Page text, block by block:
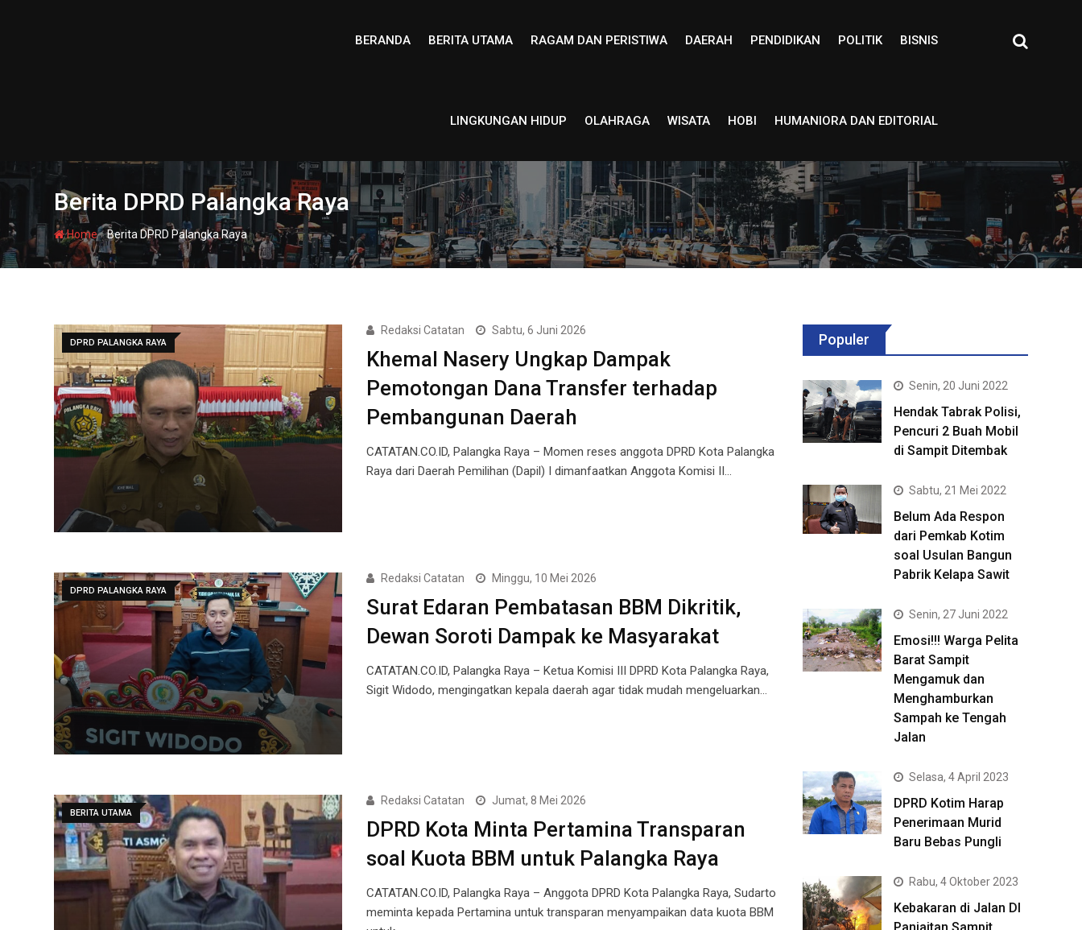
BERANDA BERITA UTAMA RAGAM DAN PERISTIWA DAERAH PENDIDIKAN POLITIK BISNIS
LINGKUNGAN HIDUP OLAHRAGA WISATA HOBI HUMANIORA DAN EDITORIAL
Berita DPRD Palangka Raya
Home-Berita DPRD Palangka Raya
DPRD PALANGKA RAYA
Redaksi Catatan Sabtu, 6 Juni 2026
Khemal Nasery Ungkap Dampak
Pemotongan Dana Transfer terhadap
Pembangunan Daerah
CATATAN.CO.ID, Palangka Raya – Momen reses anggota DPRD Kota Palangka
Raya dari Daerah Pemilihan (Dapil) I dimanfaatkan Anggota Komisi II…
DPRD PALANGKA RAYA
Redaksi Catatan Minggu, 10 Mei 2026
Surat Edaran Pembatasan BBM Dikritik,
Dewan Soroti Dampak ke Masyarakat
CATATAN.CO.ID, Palangka Raya – Ketua Komisi III DPRD Kota Palangka Raya,
Sigit Widodo, mengingatkan kepala daerah agar tidak mudah mengeluarkan…
BERITA UTAMA
Redaksi Catatan Jumat, 8 Mei 2026
DPRD Kota Minta Pertamina Transparan
soal Kuota BBM untuk Palangka Raya
CATATAN.CO.ID, Palangka Raya – Anggota DPRD Kota Palangka Raya, Sudarto
meminta kepada Pertamina untuk transparan menyampaikan data kuota BBM
Populer
Senin, 20 Juni 2022
Hendak Tabrak Polisi,
Pencuri 2 Buah Mobil
di Sampit Ditembak
Sabtu, 21 Mei 2022
Belum Ada Respon
dari Pemkab Kotim
soal Usulan Bangun
Pabrik Kelapa Sawit
Senin, 27 Juni 2022
Emosi!!! Warga Pelita
Barat Sampit
Mengamuk dan
Menghamburkan
Sampah ke Tengah
Jalan
Selasa, 4 April 2023
DPRD Kotim Harap
Penerimaan Murid
Baru Bebas Pungli
Rabu, 4 Oktober 2023
Kebakaran di Jalan DI